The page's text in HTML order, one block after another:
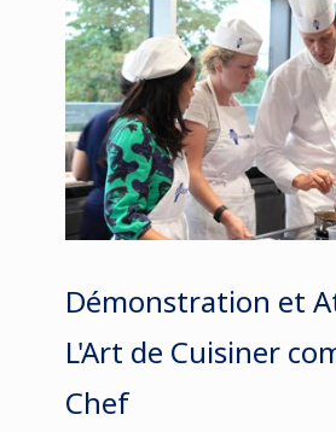
Démonstration et
L'Art de Cuisiner
Chef